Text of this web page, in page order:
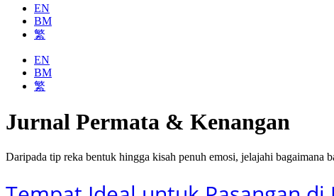
EN
BM
繁
EN
BM
繁
Jurnal Permata & Kenangan
Daripada tip reka bentuk hingga kisah penuh emosi, jelajahi bagaimana